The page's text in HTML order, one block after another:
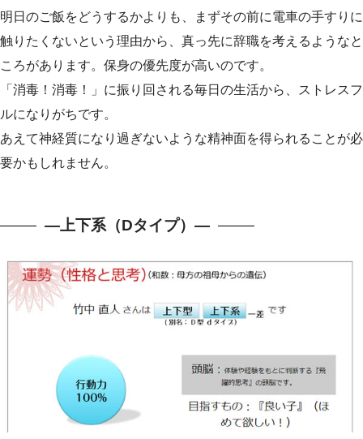
明日のご飯をどうするかよりも、まずその前に電車の手すりに
触りたくないという理由から、真っ先に辞職を考えるようなと
ころがあります。保身の優先度が高いのです。
「消毒！消毒！」に振り回される毎日の生活から、ストレスフ
ルになりがちです。
あえて神経質になり過ぎないような精神面を得られることが必
要かもしれません。
—上下系（Dタイプ）—